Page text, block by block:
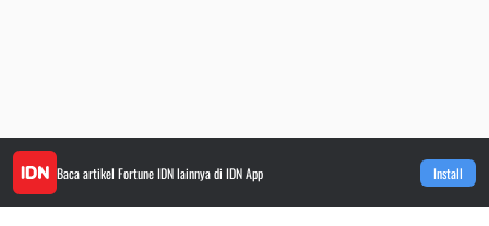
Baca artikel Fortune IDNlainnya di IDN App Install